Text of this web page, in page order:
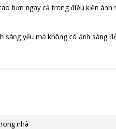
hơn ngay cả trong điều kiện ánh
sáng yếu mà không có ánh sáng
nhà